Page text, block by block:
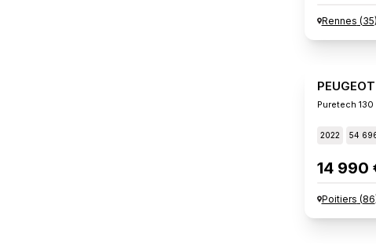
Rennes (35)
Puretech
2022 54
14 990
Poitiers (86